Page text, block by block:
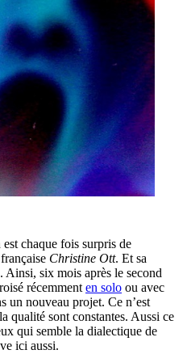
chaque fois surpris de
Christine Ott. Et sa
Ainsi, six mois après le second
récemment en solo ou avec
un nouveau projet. Ce n’est
qualité sont constantes. Aussi ce
qui semble la dialectique de
ici aussi.